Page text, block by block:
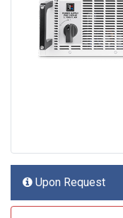
Upon Request